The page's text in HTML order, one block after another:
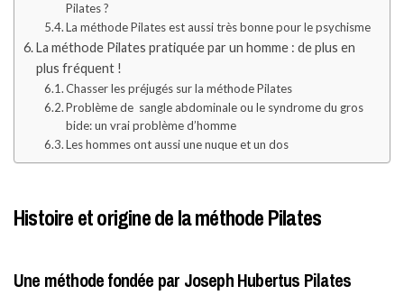
Pilates ?
La méthode Pilates est aussi très bonne pour le psychisme
La méthode Pilates pratiquée par un homme : de plus en
plus fréquent !
Chasser les préjugés sur la méthode Pilates
Problème de sangle abdominale ou le syndrome du gros
bide: un vrai problème d’homme
Les hommes ont aussi une nuque et un dos
Histoire et origine de la méthode Pilates
Une méthode fondée par Joseph Hubertus Pilates